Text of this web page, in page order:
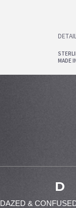
MADE
D
DAZED &